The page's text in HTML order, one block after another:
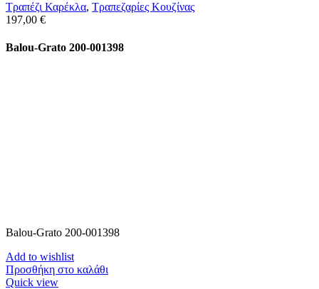
Τραπέζι Καρέκλα, Τραπεζαρίες Κουζίνας
197,00 €
Balou-Grato 200-001398
Balou-Grato 200-001398
Add to wishlist
Προσθήκη στο καλάθι
Quick view